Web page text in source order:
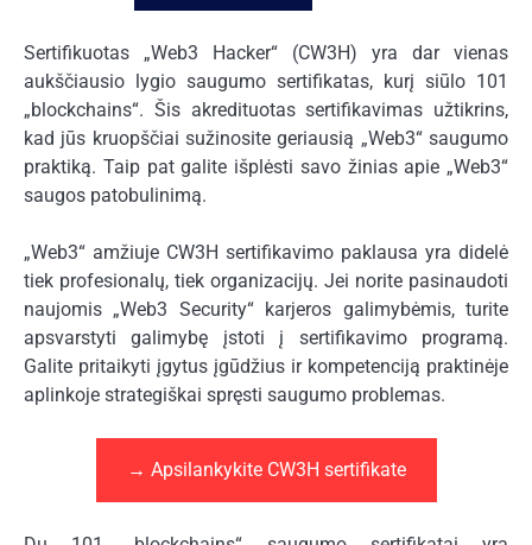
Sertifikuotas „Web3 Hacker“ (CW3H) yra dar vienas
aukščiausio lygio saugumo sertifikatas, kurį siūlo 101
„blockchains“. Šis akredituotas sertifikavimas užtikrins,
kad jūs kruopščiai sužinosite geriausią „Web3“ saugumo
praktiką. Taip pat galite išplėsti savo žinias apie „Web3“
saugos patobulinimą.
„Web3“ amžiuje CW3H sertifikavimo paklausa yra didelė
tiek profesionalų, tiek organizacijų. Jei norite pasinaudoti
naujomis „Web3 Security“ karjeros galimybėmis, turite
apsvarstyti galimybę įstoti į sertifikavimo programą.
Galite pritaikyti įgytus įgūdžius ir kompetenciją praktinėje
aplinkoje strategiškai spręsti saugumo problemas.
→ Apsilankykite CW3H sertifikate